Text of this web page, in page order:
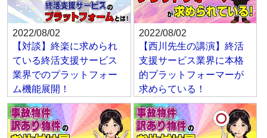
2022/08/02
【対談】終楽に求められ
ている終活支援サービス
業界でのプラットフォー
ム機能展開！
2022/08/02
【西川先生の講演】終活
支援サービス業界に本格
的プラットフォーマーが
求めらている！